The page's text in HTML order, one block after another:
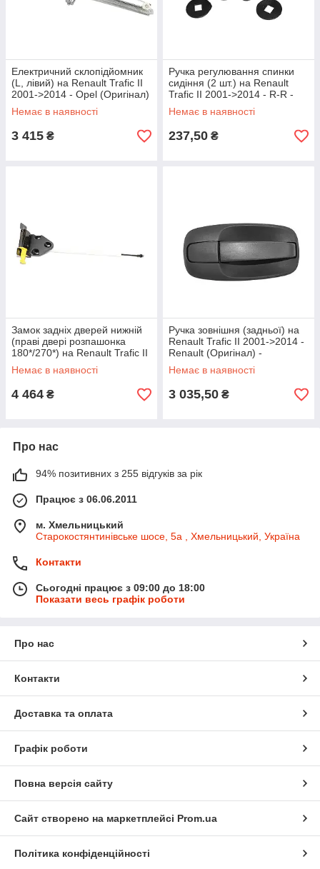
Електричний склопідйомник
(L, лівий) на Renault Trafic II
2001->2014 - Opel (Оригінал)
- 91165704
Немає в наявності
3 415 ₴
Ручка регулювання спинки
сидіння (2 шт.) на Renault
Trafic II 2001->2014 - R-R -
R62517
Немає в наявності
237,50 ₴
Замок задніх дверей нижній
(праві двері розпашонка
180*/270*) на Renault Trafic II
2001->2014 - PSA - 91166043
Немає в наявності
4 464 ₴
Ручка зовнішня (задньої) на
Renault Trafic II 2001->2014 -
Renault (Оригінал) -
906102492R
Немає в наявності
3 035,50 ₴
Про нас
94% позитивних з 255 відгуків за рік
Працює з 06.06.2011
м. Хмельницький
Старокостянтинівське шосе, 5а , Хмельницький, Україна
Контакти
Сьогодні працює з 09:00 до 18:00
Показати весь графік роботи
Про нас
Контакти
Доставка та оплата
Графік роботи
Повна версія сайту
Сайт створено на маркетплейсі Prom.ua
Політика конфіденційності